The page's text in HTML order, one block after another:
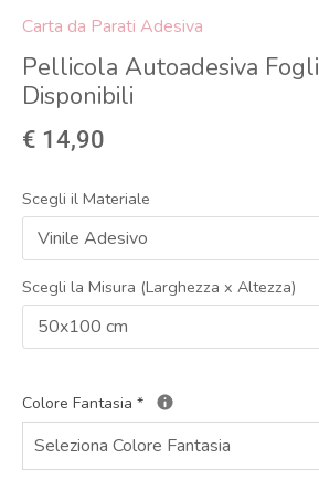
Carta da Parati Adesiva
Pellicola Autoadesiva
Disponibili
€ 14,90
Scegli il Materiale
Vinile Adesivo
Scegli la Misura (Larghezza x Altezza)
50x100 cm
Colore Fantasia *